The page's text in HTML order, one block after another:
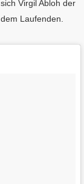
Virgil Abloh der
Laufenden.